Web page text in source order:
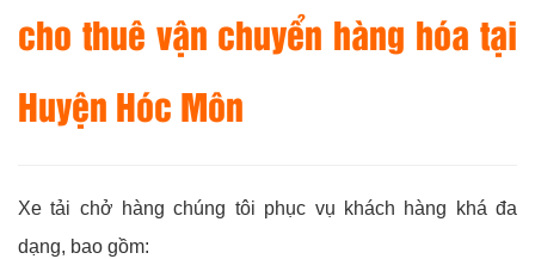
cho thuê vận chuyển hàng hóa tại
Huyện Hóc Môn
Xe tải chở hàng chúng tôi phục vụ khách hàng khá đa
dạng, bao gồm: